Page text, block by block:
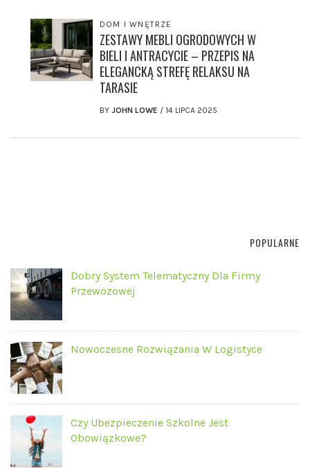
DOM I WNĘTRZE
ZESTAWY MEBLI OGRODOWYCH W
BIELI I ANTRACYCIE – PRZEPIS NA
ELEGANCKĄ STREFĘ RELAKSU NA
TARASIE
BY JOHN LOWE / 14 LIPCA 2025
POPULARNE
Dobry System Telematyczny Dla Firmy
Przewozowej
Nowoczesne Rozwiązania W Logistyce
Czy Ubezpieczenie Szkolne Jest
Obowiązkowe?